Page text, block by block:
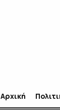
Αρχική